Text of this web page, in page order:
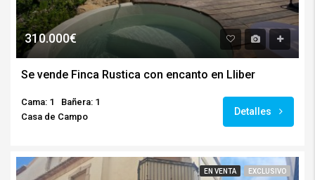
310.000€
Se vende Finca Rustica con encanto en Lliber
Cama: 1
Bañera: 1
Casa de Campo
Detalles
EN VENTA EXCLUSIVO